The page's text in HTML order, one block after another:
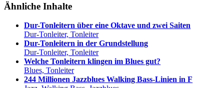
Ähnliche Inhalte
Dur-Tonleitern über eine Oktave und zwei Saiten
Dur-Tonleiter, Tonleiter
Dur-Tonleitern in der Grundstellung
Dur-Tonleiter, Tonleiter
Welche Tonleitern klingen im Blues gut?
Blues, Tonleiter
244 Millionen Jazzblues Walking Bass-Linien in F